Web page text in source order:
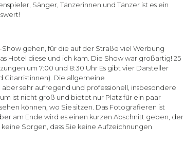
Sänger, Tänzerinnen und Tänzer ist es ein
gehen, für die auf der Straße viel Werbung
Hotel diese und ich kam. Die Show war großartig! 25
um 7:00 und 8:30 Uhr Es gibt vier Darsteller
Gitarristinnen). Die allgemeine
sehr aufregend und professionell, insbesondere
ist nicht groß und bietet nur Platz für ein paar
können, wo Sie sitzen. Das Fotografieren ist
am Ende wird es einen kurzen Abschnitt geben, der
Sorgen, dass Sie keine Aufzeichnungen